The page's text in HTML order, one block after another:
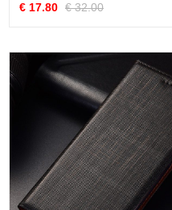
€ 17.80 € 32.00